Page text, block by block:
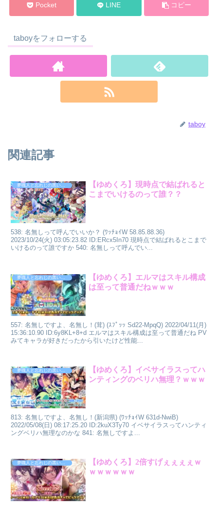
Pocket LINE コピー
taboyをフォローする
taboy
関連記事
夢職人と忘れじの黒い妖精
【ゆめくろ】現時点で結ばれると
こまでいけるのって誰？？
538: 名無しって呼んでいいか？ (ﾜｯﾁｮｲW 58.85.88.36)
2023/10/24(火) 03:05:23.82 ID:ERcx5In70 現時点で結ばれるとこまで
いけるのって誰ですか 540: 名無しって呼んでい...
夢職人と忘れじの黒い妖精
【ゆめくろ】エルマはスキル構成
は至って普通だねｗｗｗ
557: 名無しですよ、名無し！(茸) (ｽﾌﾟｯｯ Sd22-MpqQ) 2022/04/11(月)
15:36:10.90 ID:6y8KL+8+d エルマはスキル構成は至って普通だね PV
みてキャラが好きだったから引いたけど性能...
夢職人と忘れじの黒い妖精
【ゆめくろ】イベサイラスってハ
ンティングのベリハ無理？ｗｗｗ
813: 名無しですよ、名無し！(新潟県) (ﾜｯﾁｮｲW 631d-NwiB)
2022/05/08(日) 08:17:25.20 ID:2kuX3Ty70 イベサイラスってハンティ
ングベリハ無理なのかな 841: 名無しですよ...
夢職人と忘れじの黒い妖精
【ゆめくろ】2倍すげぇぇぇぇｗ
ｗｗｗｗｗｗ